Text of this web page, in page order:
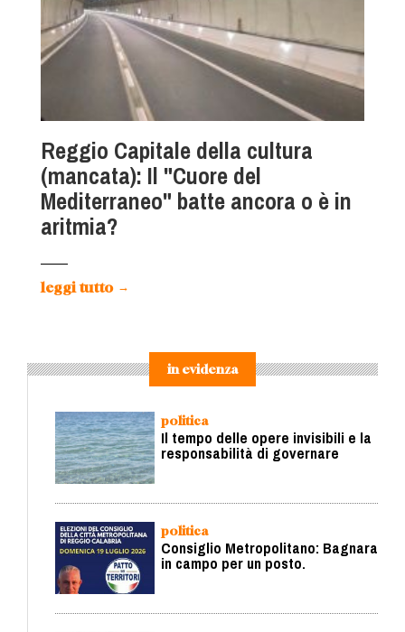
Reggio Capitale della cultura
(mancata): Il "Cuore del
Mediterraneo" batte ancora o è in
aritmia?
leggi tutto →
in evidenza
politica
Il tempo delle opere invisibili e la
responsabilità di governare
politica
Consiglio Metropolitano: Bagnara
in campo per un posto.